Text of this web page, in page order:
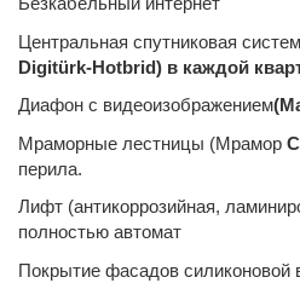
Центральная спутниковая
Digitürk-Hotbrid) в каждой
Диафон с видеоизображением
Мраморные лестницы (Мрамор
перила.
Лифт (антикоррозийная,
полностью автомат
Покрытие фасадов силиконовой